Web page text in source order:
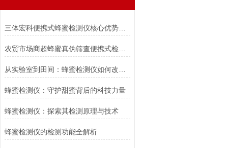
三体宏科便携式蜂蜜检测仪核心优势采购选型推荐
蜂蜜检测仪：守护甜蜜背后的科技力量
蜂蜜检测仪：探索其检测原理与技术
蜂蜜检测仪的检测功能全解析